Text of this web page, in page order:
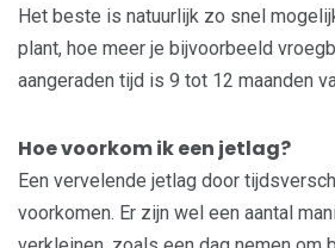
Het beste is natuurlijk zo snel
plant, hoe meer je bijvoorbeeld
aangeraden tijd is 9 tot 12 maanden
Hoe voorkom ik een jetlag?
Een vervelende jetlag door
voorkomen. Er zijn wel een aantal